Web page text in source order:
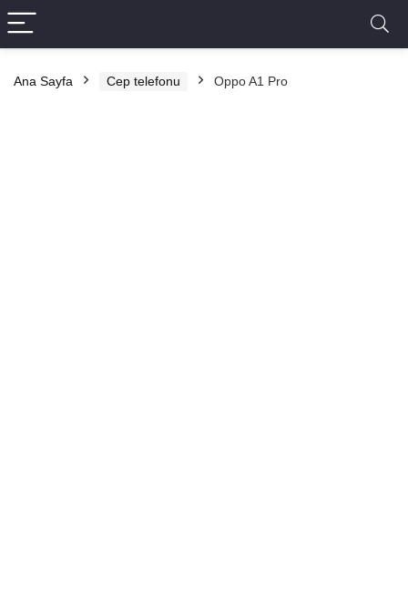
Ana Sayfa Cep telefonu Oppo A1 Pro